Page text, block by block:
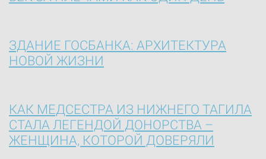
ЗДАНИЕ ГОСБАНКА: АРХИТЕКТУРА
НОВОЙ ЖИЗНИ
КАК МЕДСЕСТРА ИЗ НИЖНЕГО ТАГИЛА
СТАЛА ЛЕГЕНДОЙ ДОНОРСТВА –
ЖЕНЩИНА, КОТОРОЙ ДОВЕРЯЛИ